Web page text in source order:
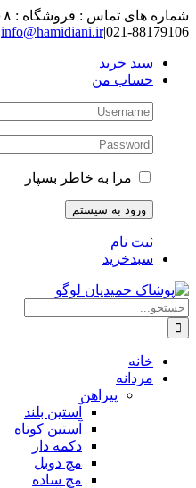
رفتن
به
88179106-021
|
info@hamidiani.ir
سبد خرید
حساب من
مرا به خاطر بسپار
ثبت نام
سبدخرید
جستجو
برای:
خانه
مردانه
پیراهن
آستین بلند
آستین کوتاه
دکمه دار
مچ دوبل
مچ ساده